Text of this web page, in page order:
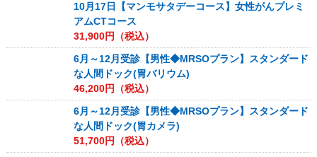
10月17日【マンモサタデーコース】女性がんプレミ
アムCTコース
31,900円（税込）
6月～12月受診【男性◆MRSOプラン】スタンダード
な人間ドック(胃バリウム)
46,200円（税込）
6月～12月受診【男性◆MRSOプラン】スタンダード
な人間ドック(胃カメラ)
51,700円（税込）